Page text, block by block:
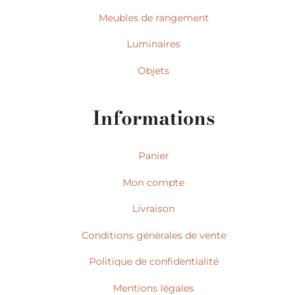
Meubles de rangement
Luminaires
Objets
Informations
Panier
Mon compte
Livraison
Conditions générales de vente
Politique de confidentialité
Mentions légales